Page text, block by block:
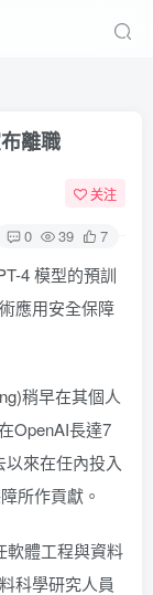
離職
关注
0 39 7
4 模型的預訓
應用安全保障
稍早在其個人
OpenAI長達7
來在任內投入
所作貢獻。
軟體工程與資料
科學研究人員